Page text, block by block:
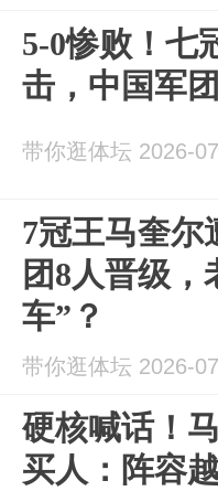
5-0惨败！七
击，中国军
带你逛体坛 2026-
7冠王马奎尔
团8人晋级
车”？
带你逛体坛 2026-
硬核喊话！
买人：阵容